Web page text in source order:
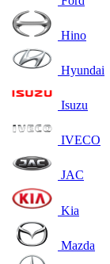
Hino
Hyundai
Isuzu
IVECO
JAC
Kia
Mazda